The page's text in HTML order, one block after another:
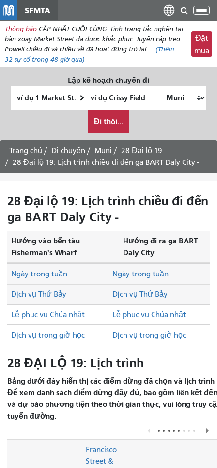
dung
SFMTA
Thông báo CẬP NHẬT CUỐI CÙNG: Tình trạng tắc nghẽn tại
bàn xoay Market Street đã được khắc phục. Tuyến cáp treo
Powell chiều đi và chiều về đã hoạt động trở lại.
(Thêm:
32 sự cố trong 48 giờ qua)
Đặt
mua
Lập kế hoạch chuyến đi
thúc
muốn
đi
du
lịch
như
nào
Đi thôi...
Trang chủ Di chuyển Muni
28 Đại lộ 19
28 Đại lộ 19: Lịch trình chiều đi đến ga BART Daly City -
28 Đại lộ 19: Lịch trình chiều đi đến
ga BART Daly City -
Hướng vào bến tàu
Fisherman's Wharf
Hướng đi ra ga BART
Daly City
Dịch vụ Thứ Bảy Dịch vụ Thứ Bảy
Lễ phục vụ Chúa nhật Lễ phục vụ Chúa nhật
Ngày trong tuần Ngày trong tuần
Dịch vụ trong giờ học Dịch vụ trong giờ học
28 ĐẠI LỘ 19: Lịch trình
Bảng dưới đây hiển thị các điểm dừng đã chọn và lịch
Để xem danh sách điểm dừng đầy đủ, bao gồm liên kết
và dự báo phương tiện theo thời gian thực, vui lòng truy
tuyến đường.
Francisco
Street &